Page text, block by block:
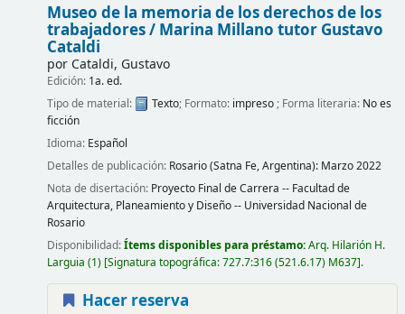
Museo de la memoria de los derechos de los
trabajadores / Marina Millano tutor Gustavo
Cataldi
por Cataldi, Gustavo
Edición: 1a. ed.
Tipo de material:
Texto; Formato: impreso; Forma literaria: No es
ficción
Idioma: Español
Detalles de publicación: Rosario (Satna Fe, Argentina): Marzo 2022
Nota de disertación: Proyecto Final de Carrera -- Facultad de
Arquitectura, Planeamiento y Diseño -- Universidad Nacional de
Rosario
Disponibilidad:Ítems disponibles para préstamo:Arq. Hilarión H.
Larguia (1) Signatura topográfica:727.7:316 (521.6.17) M637 .
Hacer reserva